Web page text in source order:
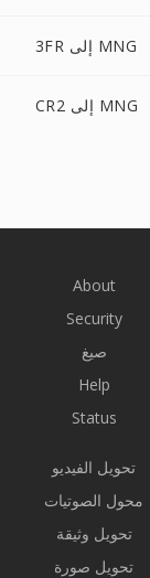
3FR إلى MNG
CR2 إلى MNG
About
Security
صيغ
Help
Status
تحويل الفيديو
محول الصوتيات
تحويل وثيقة
تحويل صورة